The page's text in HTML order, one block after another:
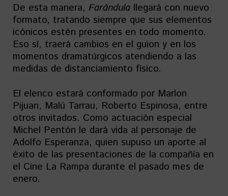
De esta manera, Farándula llegará con nuevo
formato, tratando siempre que sus elementos
icónicos estén presentes en todo momento.
Eso sí, traerá cambios en el guion y en los
momentos dramatúrgicos atendiendo a las
medidas de distanciamiento físico.
El elenco estará conformado por Marlon
Pijuan, Malú Tarrau, Roberto Espinosa, entre
otros invitados. Como actuación especial
Michel Pentón le dará vida al personaje de
Adolfo Esperanza, quien supuso un aporte al
éxito de las presentaciones de la compañía en
el Cine La Rampa durante el pasado mes de
enero.